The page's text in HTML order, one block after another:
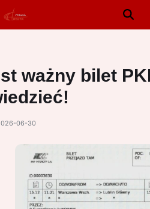
ważny bilet
06-30